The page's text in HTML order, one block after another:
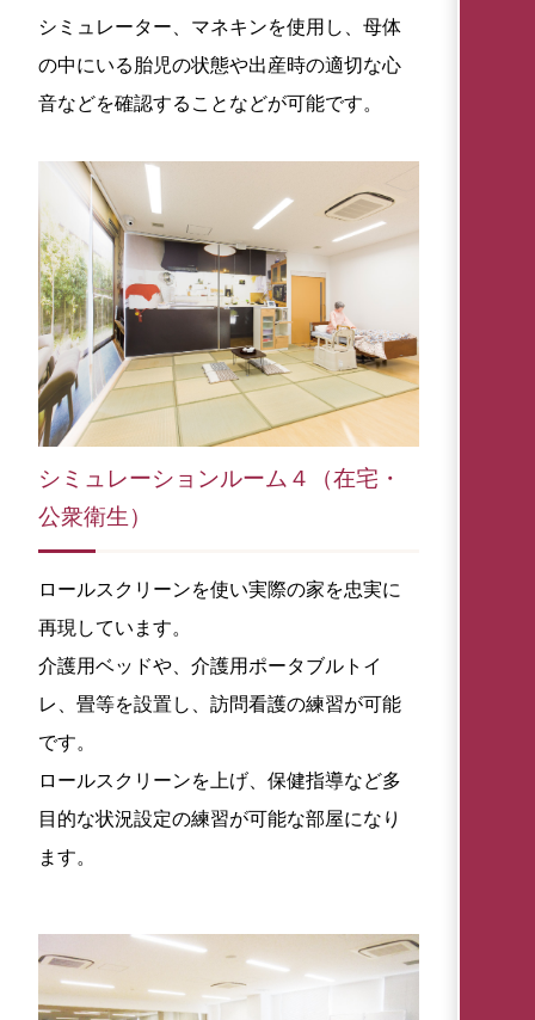
シミュレーター、マネキンを使用し、母体
の中にいる胎児の状態や出産時の適切な心
音などを確認することなどが可能です。
シミュレーションルーム４（在宅・
公衆衛生）
ロールスクリーンを使い実際の家を忠実に
再現しています。
介護用ベッドや、介護用ポータブルトイ
レ、畳等を設置し、訪問看護の練習が可能
です。
ロールスクリーンを上げ、保健指導など多
目的な状況設定の練習が可能な部屋になり
ます。